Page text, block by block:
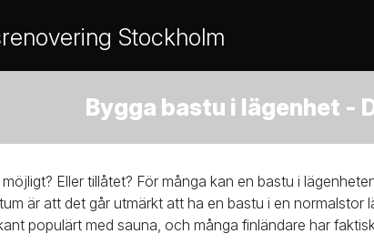
Stockholm
Bygga bastu i lägenhet -
Eller tillåtet? För många kan en bastu i
är att det går utmärkt att ha en bastu i en normalstor
populärt med sauna, och många finländare har